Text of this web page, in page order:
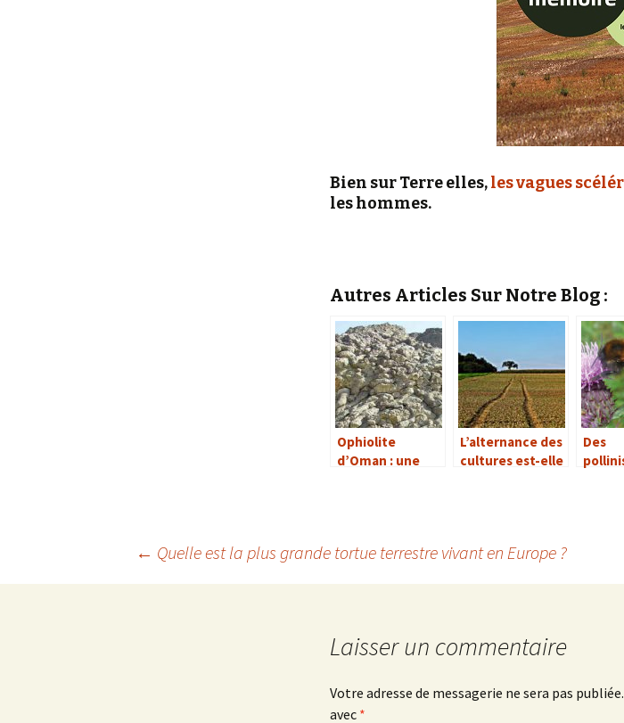
Bien sur Terre elles,les vagues
les hommes.
Autres Articles Sur Notre Blog :
Ophiolite
d’Oman : une
L’alternance des
cultures est-elle
Des
Navigation
← Quelle est la plus grande tortue terrestre vivant en Europe ?
Laisser un commentaire
Votre adresse de messagerie ne sera pas publiée.
avec *